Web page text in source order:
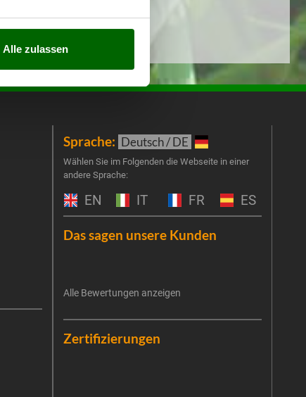
Alle zulassen
Sprache: Deutsch / DE
Wählen Sie im Folgenden die Webseite in einer
andere Sprache:
EN IT FR ES
Das sagen unsere Kunden
Alle Bewertungen anzeigen
Zertifizierungen